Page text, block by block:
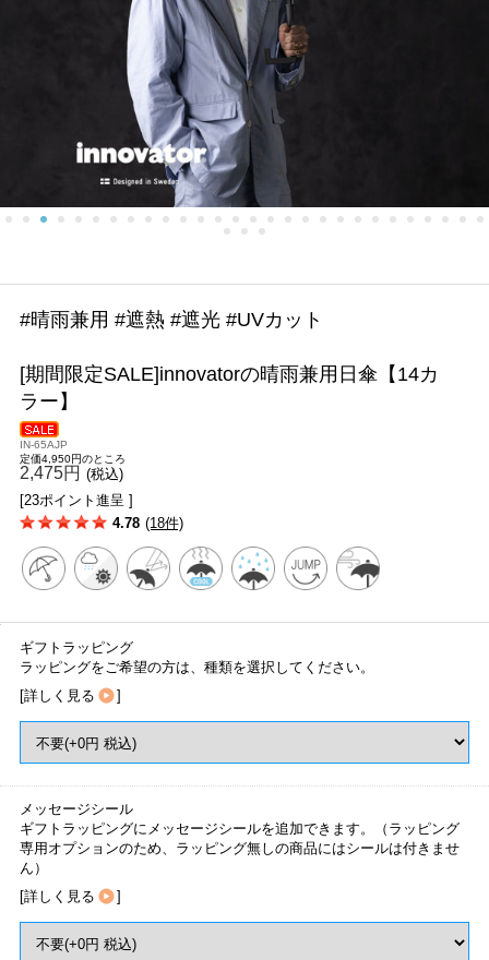
#晴雨兼用 #遮熱 #遮光 #UVカット
[期間限定SALE]innovatorの晴雨兼用日傘【14カ
ラー】
IN-65AJP
定価4,950円のところ
2,475円 (税込)
[23ポイント進呈 ]
4.78 (18件)
ギフトラッピング
ラッピングをご希望の方は、種類を選択してください。
[詳しく見る ]
メッセージシール
ギフトラッピングにメッセージシールを追加できます。（ラッピング
専用オプションのため、ラッピング無しの商品にはシールは付きませ
ん）
[詳しく見る ]